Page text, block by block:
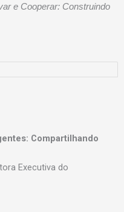
e Cooperar: Construindo
Compartilhando
Executiva do